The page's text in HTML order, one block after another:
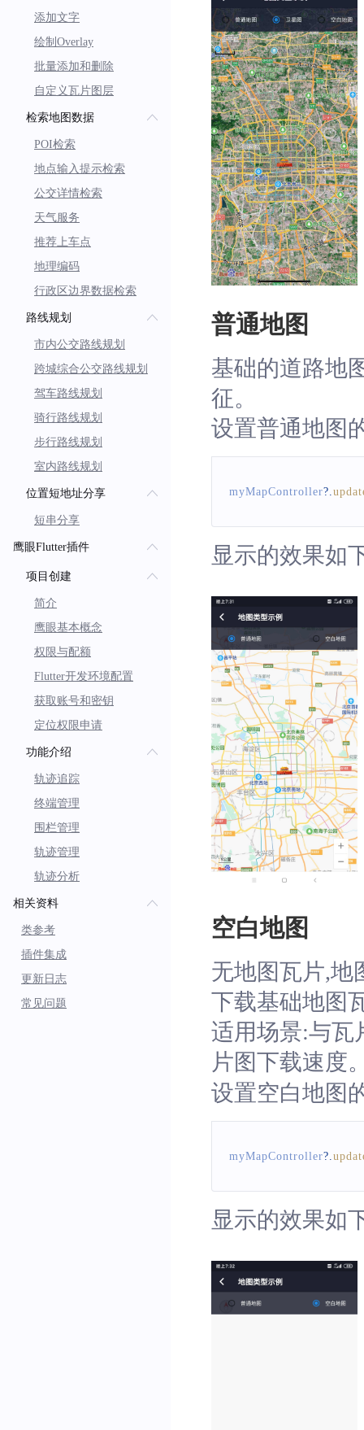
添加文字
绘制Overlay
批量添加和删除
自定义瓦片图层
检索地图数据
POI检索
地点输入提示检索
公交详情检索
天气服务
推荐上车点
地理编码
行政区边界数据检索
路线规划
市内公交路线规划
跨城综合公交路线规划
驾车路线规划
骑行路线规划
步行路线规划
室内路线规划
位置短地址分享
短串分享
鹰眼Flutter插件
项目创建
简介
鹰眼基本概念
权限与配额
Flutter开发环境配置
获取账号和密钥
定位权限申请
功能介绍
轨迹追踪
终端管理
围栏管理
轨迹管理
轨迹分析
相关资料
类参考
插件集成
更新日志
常见问题
普通地图
基础的道路地
征。
设置普通地图
myMapController?.
显示的效果如
空白地图
无地图瓦片,地
下载基础地图
适用场景:与瓦
片图下载速度
设置空白地图
myMapController?.
显示的效果如